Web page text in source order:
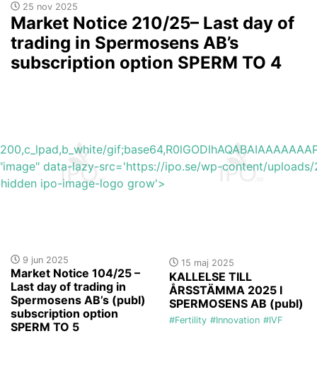
25 nov 2025
Market Notice 210/25– Last day of
trading in Spermosens AB’s
subscription option SPERM TO 4
9 jun 2025
Market Notice 104/25 –
Last day of trading in
Spermosens AB’s (publ)
subscription option
SPERM TO 5
data-lazy-src='https://ipo.se/wp-content/
ipo-image-logo grow'>
15 maj 2025
KALLELSE TILL
ÅRSSTÄMMA 2025 I
SPERMOSENS AB (publ)
#Fertility #Innovation #IVF